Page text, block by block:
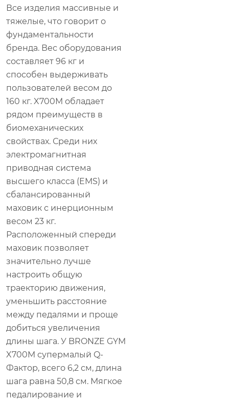
Все изделия массивные и
тяжелые, что говорит о
фундаментальности
бренда. Вес оборудования
составляет 96 кг и
способен выдерживать
пользователей весом до
160 кг. X700M обладает
рядом преимуществ в
биомеханических
свойствах. Среди них
электромагнитная
приводная система
высшего класса (EMS) и
сбалансированный
маховик с инерционным
весом 23 кг.
Расположенный спереди
маховик позволяет
значительно лучше
настроить общую
траекторию движения,
уменьшить расстояние
между педалями и проще
добиться увеличения
длины шага. У BRONZE GYM
X700M супермалый Q-
Фактор, всего 6,2 см, длина
шага равна 50,8 см. Мягкое
педалирование и